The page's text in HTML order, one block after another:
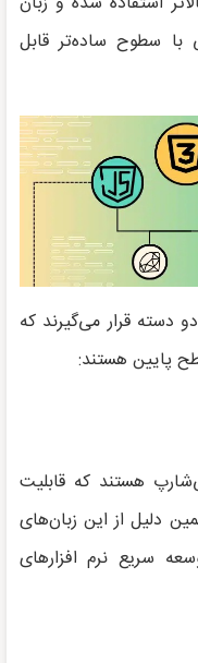
با سطوح ساده‌تر قابل
دسته قرار می‌گیرند که
پایین هستند:
هستند که قابلیت
دلیل از این زبان‌های
سریع نرم افزارهای